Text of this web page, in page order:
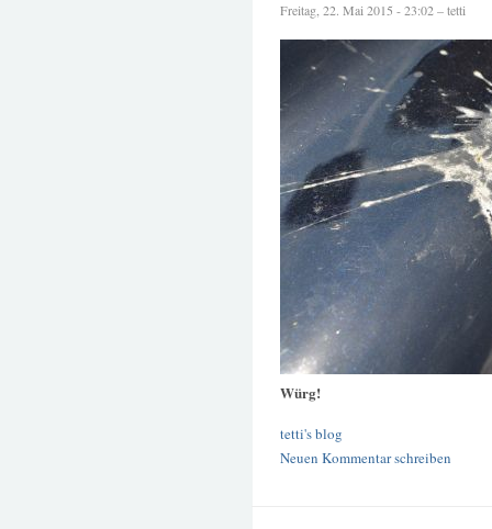
Freitag, 22. Mai 2015 - 23:02 – tetti
Würg!
tetti's blog
Neuen Kommentar schreiben